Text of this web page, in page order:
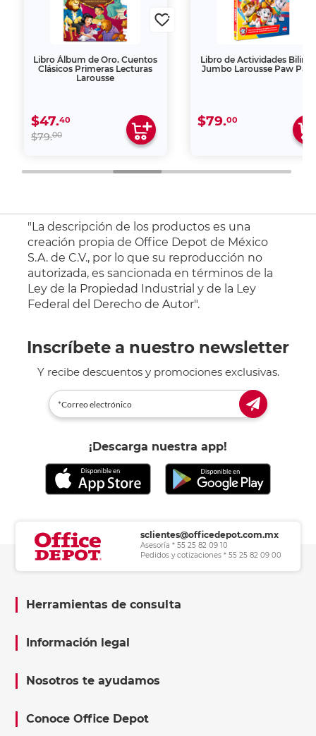
Cuentos
Libro de Actividades Bilingüe
Jumbo Larousse Paw Patrol
Libro de
"La descripción de los productos es una
creación propia de Office Depot de México
S.A. de C.V., por lo que su reproducción no
autorizada, es sancionada en términos de la
Ley de la Propiedad Industrial y de la Ley
Federal del Derecho de Autor".
Inscríbete a nuestro newsletter
Y recibe descuentos y promociones exclusivas.
¡Descarga nuestra app!
sclientes@officedepot.com.mx
Asesoría * 55 25 82 09 10
Pedidos y cotizaciones * 55 25 82 09 00
Herramientas de consulta
Información legal
Nosotros te ayudamos
Conoce Office Depot